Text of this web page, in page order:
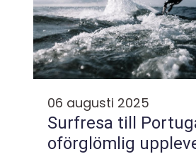
06 augusti 2025
Surfresa till
oförglömlig